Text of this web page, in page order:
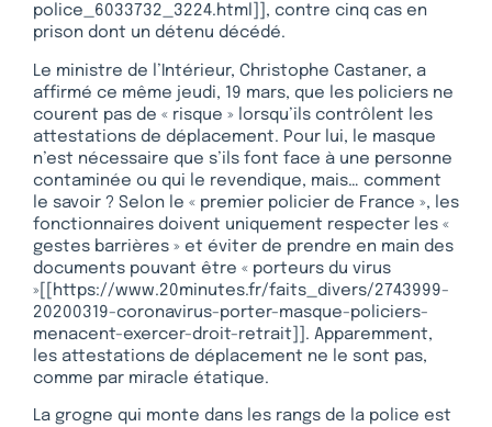
police_6033732_3224.html]], contre cinq cas en
prison dont un détenu décédé.
Le ministre de l’Intérieur, Christophe Castaner, a
affirmé ce même jeudi, 19 mars, que les policiers ne
courent pas de « risque » lorsqu’ils contrôlent les
attestations de déplacement. Pour lui, le masque
n’est nécessaire que s’ils font face à une personne
contaminée ou qui le revendique, mais… comment
le savoir ? Selon le « premier policier de France », les
fonctionnaires doivent uniquement respecter les «
gestes barrières » et éviter de prendre en main des
documents pouvant être « porteurs du virus
»[[https://www.20minutes.fr/faits_divers/2743999-
20200319-coronavirus-porter-masque-policiers-
menacent-exercer-droit-retrait]]. Apparemment,
les attestations de déplacement ne le sont pas,
comme par miracle étatique.
La grogne qui monte dans les rangs de la police est